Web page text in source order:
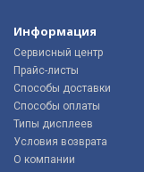
Информация
Сервисный центр
Прайс-листы
Способы доставки
Способы оплаты
Типы дисплеев
Условия возврата
О компании